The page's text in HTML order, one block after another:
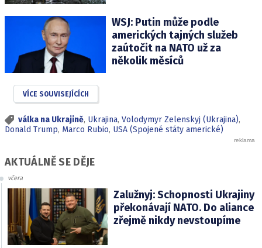
WSJ: Putin může podle
amerických tajných služeb
zaútočit na NATO už za
několik měsíců
VÍCE SOUVISEJÍCÍCH
válka na Ukrajině, Ukrajina, Volodymyr Zelenskyj (Ukrajina),
Donald Trump, Marco Rubio, USA (Spojené státy americké)
AKTUÁLNĚ SE DĚJE
včera
Zalužnyj: Schopnosti Ukrajiny
překonávají NATO. Do aliance
zřejmě nikdy nevstoupíme